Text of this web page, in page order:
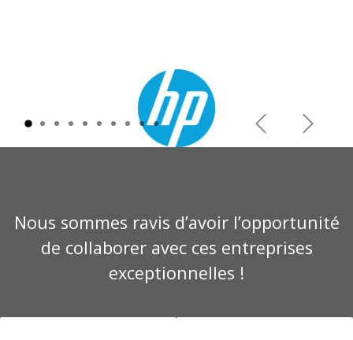
PrécédentSuivant
Nous sommes ravis d’avoir l’opportunité
de collaborer avec ces entreprises
exceptionnelles !